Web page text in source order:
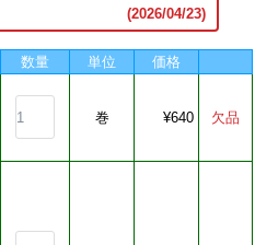
(2026/04/23)
数量 単位 価格
巻 ¥640